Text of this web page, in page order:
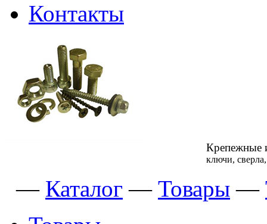
Контакты
Крепежные
ключи,
— Каталог — Товары —